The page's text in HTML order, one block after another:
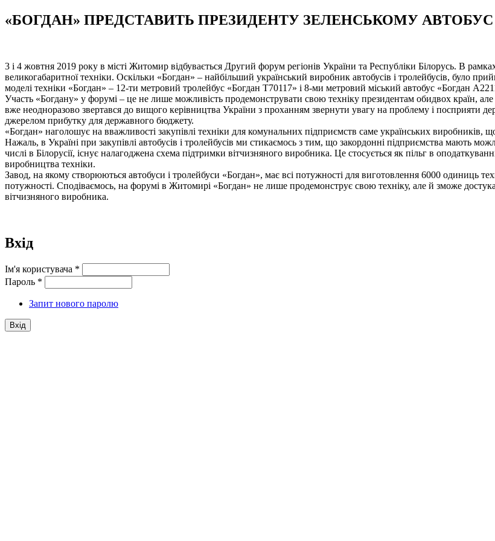
«БОГДАН» ПРЕДСТАВИТЬ ПРЕЗИДЕНТУ ЗЕЛЕНСЬКОМУ
3 і 4 жовтня 2019 року в місті Житомир відбувається Другий форум регіонів України та Республіки Білорусь. В
великогабаритної техніки. Оскільки «Богдан» – найбільший український виробник автобусів і тролейбусів, було
моделі техніки «Богдан» – 12-ти метровий тролейбус «Богдан Т70117» і 8-ми метровий міський автобус «Богдан
Участь «Богдану» у форумі – це не лише можливість продемонструвати свою техніку президентам обидвох країн,
вже неодноразово звертався до вищого керівництва України з проханням звернути увагу на проблему і посприяти
джерелом прибутку для державного бюджету.
«Богдан» наголошує на вважливості закупівлі техніки для комунальних підприємств саме українських
Нажаль, в Україні при закупівлі автобусів і тролейбусів ми стикаємось з тим, що закордонні підприємства мають
числі в Білорусії, існує налагоджена схема підтримки вітчизняного виробника. Це стосується як пільг в
виробництва техніки.
Завод, на якому створюються автобуси і тролейбуси «Богдан», має всі потужності для виготовлення 6000 одиниць
потужності. Сподіваємось, на форумі в Житомирі «Богдан» не лише продемонструє свою техніку, але й зможе
вітчизняного виробника.
Вхід
Ім'я користувача *
Пароль *
Запит нового паролю